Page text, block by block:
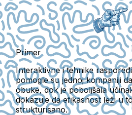
Primer
Interaktivne i tehnike
pomogle su jednoj kompaniji
obuke, dok je poboljšala
dokazuje da efikasnost leži u
strukturisano.